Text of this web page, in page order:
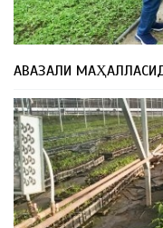
АВАЗАЛИ